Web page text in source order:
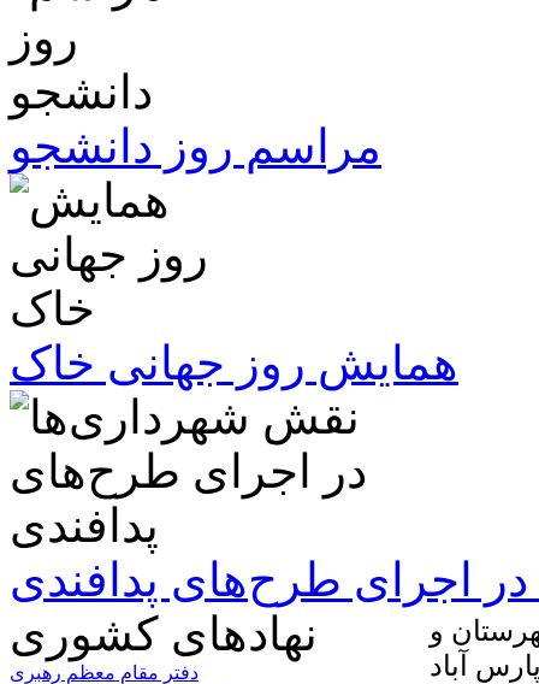
مراسم روز دانشجو
همایش روز جهانی خاک
اجرای طرح‌های پدافندی
و
آباد
نهادهای کشوری
دفتر مقام معظم رهبری